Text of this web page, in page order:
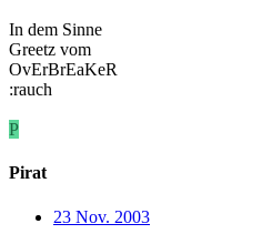
In dem Sinne
Greetz vom
OvErBrEaKeR
:rauch
P
Pirat
23 Nov. 2003